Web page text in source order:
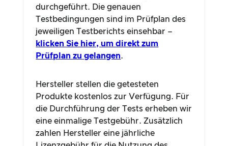
durchgeführt. Die genauen
Testbedingungen sind im Prüfplan des
jeweiligen Testberichts einsehbar –
klicken Sie hier, um direkt zum
Prüfplan zu gelangen.
Hersteller stellen die getesteten
Produkte kostenlos zur Verfügung. Für
die Durchführung der Tests erheben wir
eine einmalige Testgebühr. Zusätzlich
zahlen Hersteller eine jährliche